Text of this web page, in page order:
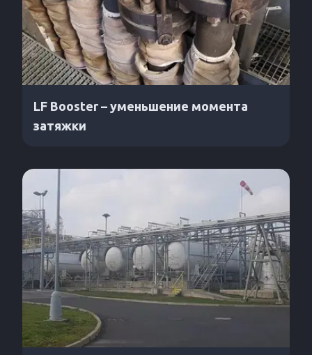
LF Booster – уменьшение момента
затяжки